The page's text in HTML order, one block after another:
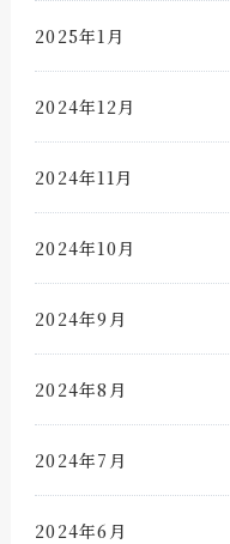
2025年1月
2024年12月
2024年11月
2024年10月
2024年9月
2024年8月
2024年7月
2024年6月